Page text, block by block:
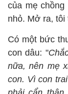
của mẹ
nhỏ. Mở ra, tôi
Có một bức
con dâu: "
nữa, nên mẹ
con. Vì con